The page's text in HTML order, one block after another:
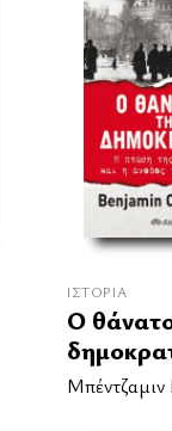
ΙΣΤΟΡΊΑ
Ο
Μπέντζαμιν